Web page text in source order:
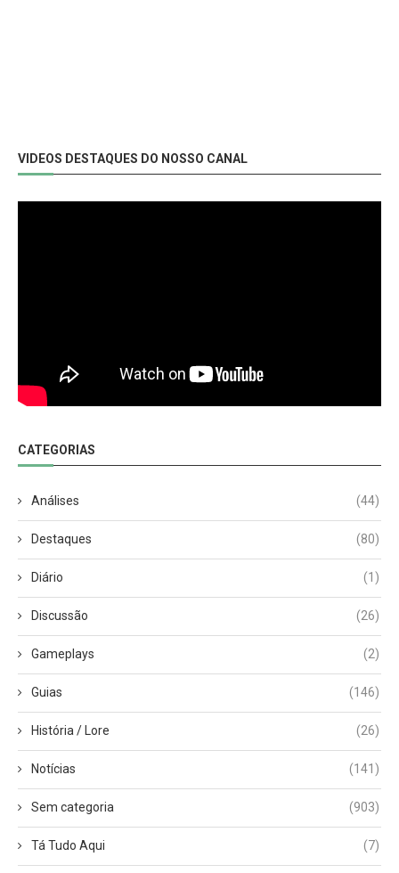
VIDEOS DESTAQUES DO NOSSO CANAL
CATEGORIAS
Análises (44)
Destaques (80)
Diário (1)
Discussão (26)
Gameplays (2)
Guias (146)
História / Lore (26)
Notícias (141)
Sem categoria (903)
Tá Tudo Aqui (7)